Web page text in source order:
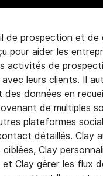
de prospection et de
pour aider les
activités de
leurs clients. Il
des données en
de multiples
plateformes
détaillés. Clay
Clay
Clay gérer les flux